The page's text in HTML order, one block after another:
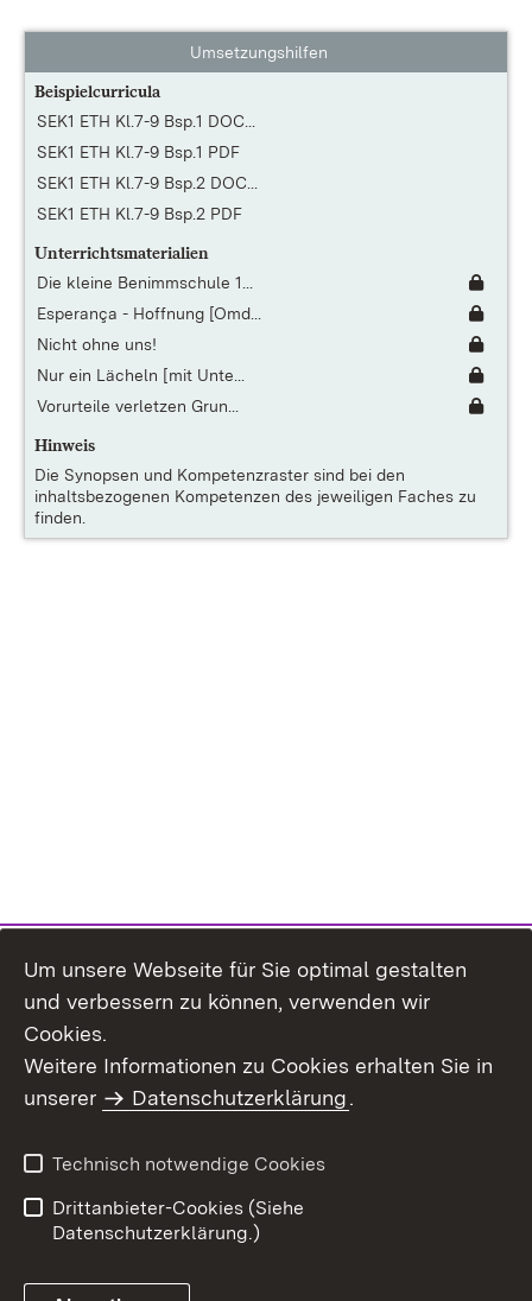
Umsetzungshilfen
Beispielcurricula
SEK1 ETH Kl.7-9 Bsp.1 DOC...
SEK1 ETH Kl.7-9 Bsp.1 PDF
SEK1 ETH Kl.7-9 Bsp.2 DOC...
SEK1 ETH Kl.7-9 Bsp.2 PDF
Unterrichtsmaterialien
Die kleine Benimmschule 1...
Esperança - Hoffnung [Omd...
Nicht ohne uns!
Nur ein Lächeln [mit Unte...
Vorurteile verletzen Grun...
Hinweis
Die Synopsen und Kompetenzraster sind bei den
inhaltsbezogenen Kompetenzen des jeweiligen Faches zu
finden.
Um unsere Webseite für Sie optimal gestalten
und verbessern zu können, verwenden wir
Cookies.
Weitere Informationen zu Cookies erhalten Sie in
unserer
Datenschutzerklärung.
Technisch notwendige Cookies
Drittanbieter-Cookies (Siehe
Datenschutzerklärung.)